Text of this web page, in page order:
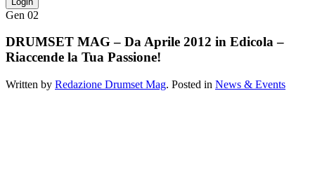
Gen 02
DRUMSET MAG – Da Aprile 2012 in Edicola –
Riaccende la Tua Passione!
Written by Redazione Drumset Mag. Posted in News & Events